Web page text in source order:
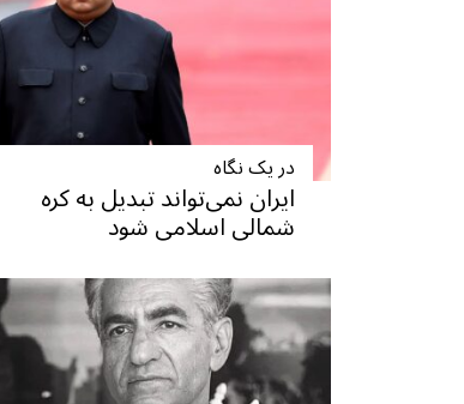
در یک نگاه
ایران نمی‌تواند تبدیل به کره
شمالی اسلامی شود